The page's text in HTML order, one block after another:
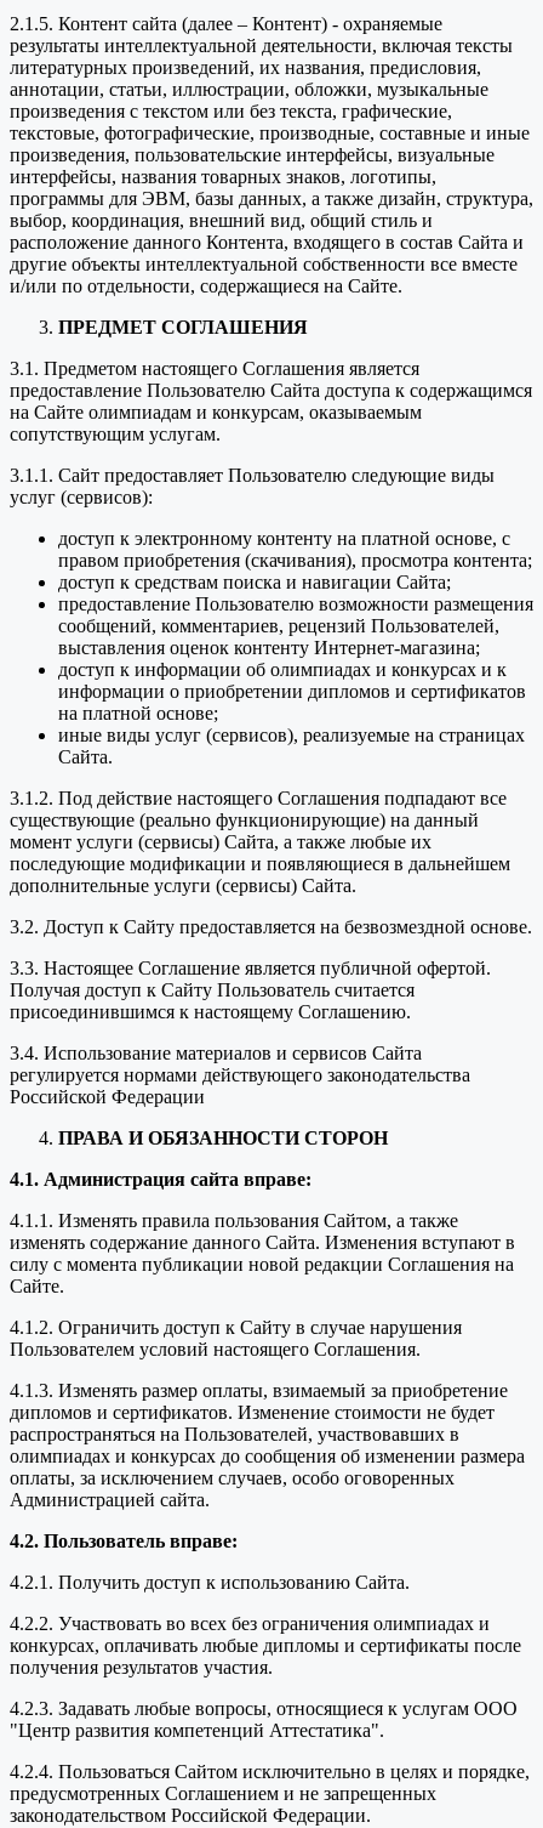
2.1.5. Контент сайта (далее – Контент) - охраняемые
результаты интеллектуальной деятельности, включая тексты
литературных произведений, их названия, предисловия,
аннотации, статьи, иллюстрации, обложки, музыкальные
произведения с текстом или без текста, графические,
текстовые, фотографические, производные, составные и иные
произведения, пользовательские интерфейсы, визуальные
интерфейсы, названия товарных знаков, логотипы,
программы для ЭВМ, базы данных, а также дизайн, структура,
выбор, координация, внешний вид, общий стиль и
расположение данного Контента, входящего в состав Сайта и
другие объекты интеллектуальной собственности все вместе
и/или по отдельности, содержащиеся на Сайте.
ПРЕДМЕТ СОГЛАШЕНИЯ
3.1. Предметом настоящего Соглашения является
предоставление Пользователю Сайта доступа к содержащимся
на Сайте олимпиадам и конкурсам, оказываемым
сопутствующим услугам.
3.1.1. Сайт предоставляет Пользователю следующие виды
услуг (сервисов):
доступ к электронному контенту на платной основе, с
правом приобретения (скачивания), просмотра контента;
доступ к средствам поиска и навигации Сайта;
предоставление Пользователю возможности размещения
сообщений, комментариев, рецензий Пользователей,
выставления оценок контенту Интернет-магазина;
доступ к информации об олимпиадах и конкурсах и к
информации о приобретении дипломов и сертификатов
на платной основе;
иные виды услуг (сервисов), реализуемые на страницах
Сайта.
3.1.2. Под действие настоящего Соглашения подпадают все
существующие (реально функционирующие) на данный
момент услуги (сервисы) Сайта, а также любые их
последующие модификации и появляющиеся в дальнейшем
дополнительные услуги (сервисы) Сайта.
3.2. Доступ к Сайту предоставляется на безвозмездной основе.
3.3. Настоящее Соглашение является публичной офертой.
Получая доступ к Сайту Пользователь считается
присоединившимся к настоящему Соглашению.
3.4. Использование материалов и сервисов Сайта
регулируется нормами действующего законодательства
Российской Федерации
ПРАВА И ОБЯЗАННОСТИ СТОРОН
4.1. Администрация сайта вправе:
4.1.1. Изменять правила пользования Сайтом, а также
изменять содержание данного Сайта. Изменения вступают в
силу с момента публикации новой редакции Соглашения на
Сайте.
4.1.2. Ограничить доступ к Сайту в случае нарушения
Пользователем условий настоящего Соглашения.
4.1.3. Изменять размер оплаты, взимаемый за приобретение
дипломов и сертификатов. Изменение стоимости не будет
распространяться на Пользователей, участвовавших в
олимпиадах и конкурсах до сообщения об изменении размера
оплаты, за исключением случаев, особо оговоренных
Администрацией сайта.
4.2. Пользователь вправе:
4.2.1. Получить доступ к использованию Сайта.
4.2.2. Участвовать во всех без ограничения олимпиадах и
конкурсах, оплачивать любые дипломы и сертификаты после
получения результатов участия.
4.2.3. Задавать любые вопросы, относящиеся к услугам ООО
"Центр развития компетенций Аттестатика".
4.2.4. Пользоваться Сайтом исключительно в целях и порядке,
предусмотренных Соглашением и не запрещенных
законодательством Российской Федерации.